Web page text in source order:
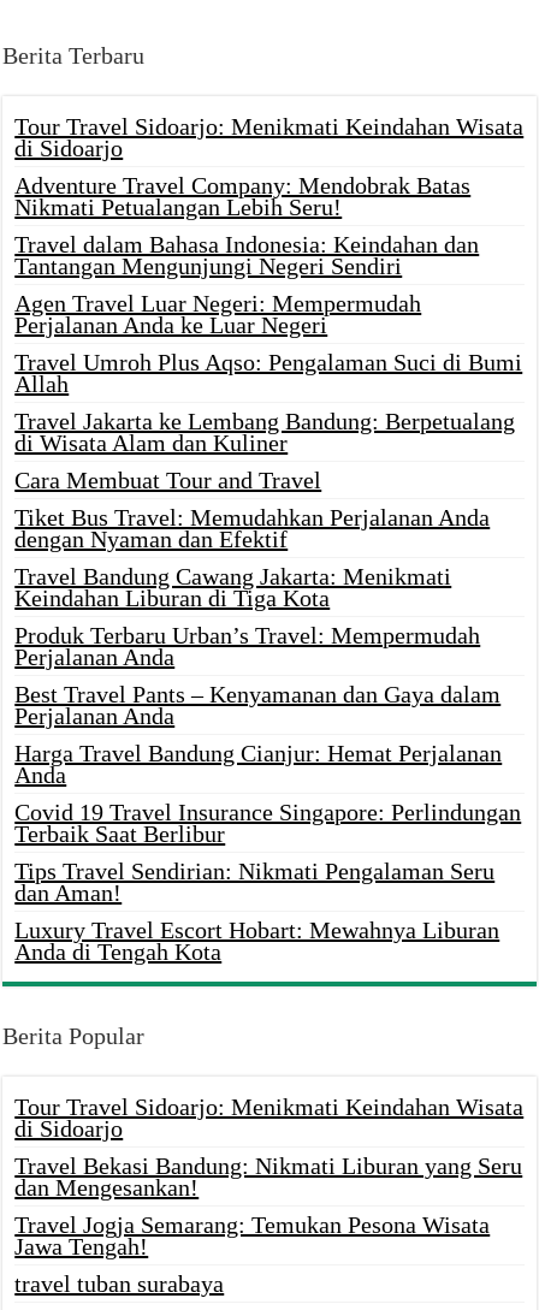
Berita Terbaru
Tour Travel Sidoarjo: Menikmati Keindahan Wisata
di Sidoarjo
Adventure Travel Company: Mendobrak Batas
Nikmati Petualangan Lebih Seru!
Travel dalam Bahasa Indonesia: Keindahan dan
Tantangan Mengunjungi Negeri Sendiri
Agen Travel Luar Negeri: Mempermudah
Perjalanan Anda ke Luar Negeri
Travel Umroh Plus Aqso: Pengalaman Suci di Bumi
Allah
Travel Jakarta ke Lembang Bandung: Berpetualang
di Wisata Alam dan Kuliner
Cara Membuat Tour and Travel
Tiket Bus Travel: Memudahkan Perjalanan Anda
dengan Nyaman dan Efektif
Travel Bandung Cawang Jakarta: Menikmati
Keindahan Liburan di Tiga Kota
Produk Terbaru Urban’s Travel: Mempermudah
Perjalanan Anda
Best Travel Pants – Kenyamanan dan Gaya dalam
Perjalanan Anda
Harga Travel Bandung Cianjur: Hemat Perjalanan
Anda
Covid 19 Travel Insurance Singapore: Perlindungan
Terbaik Saat Berlibur
Tips Travel Sendirian: Nikmati Pengalaman Seru
dan Aman!
Luxury Travel Escort Hobart: Mewahnya Liburan
Anda di Tengah Kota
Berita Popular
Tour Travel Sidoarjo: Menikmati Keindahan Wisata
di Sidoarjo
Travel Bekasi Bandung: Nikmati Liburan yang Seru
dan Mengesankan!
Travel Jogja Semarang: Temukan Pesona Wisata
Jawa Tengah!
travel tuban surabaya